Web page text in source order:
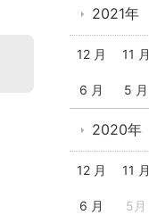
2021年
12 月 11 月
6 月 5 月
2020年
12 月 11 月
6 月 5月